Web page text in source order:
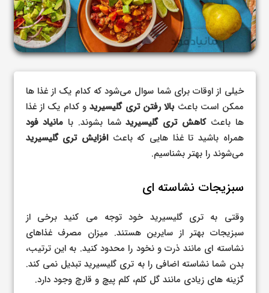
خیلی از اوقات برای شما سوال می‌شود که کدام یک از غذا ها
ممکن است باعثبالا رفتن تری گلیسیریدو کدام یک از غذا
ها باعث کاهش تری گلیسیریدشما بشوند. با مانیاد فود
همراه باشید تا غذا هایی که باعثافزایش تری گلیسیرید
می‌شوند را بهتر بشناسیم.
سبزیجات نشاسته ای
وقتی به تری گلیسیرید خود توجه می کنید برخی از
سبزیجات بهتر از سایرین هستند. میزان مصرف غذاهای
نشاسته ای مانند ذرت و نخود را محدود کنید. به این ترتیب،
بدن شما نشاسته اضافی را به تری گلیسیرید تبدیل نمی کند.
گزینه های زیادی مانند گل کلم، کلم پیچ و قارچ وجود دارد.